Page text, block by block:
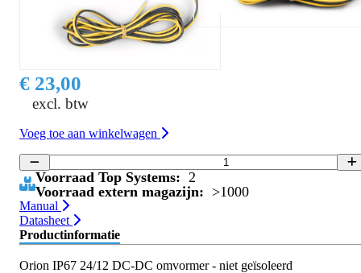
€ 23,00
excl. btw
Voeg toe aan winkelwagen
Voorraad Top Systems: 2
Voorraad extern magazijn: >1000
Manual
Datasheet
Productinformatie
Orion IP67 24/12 DC-DC omvormer - niet geïsoleerd